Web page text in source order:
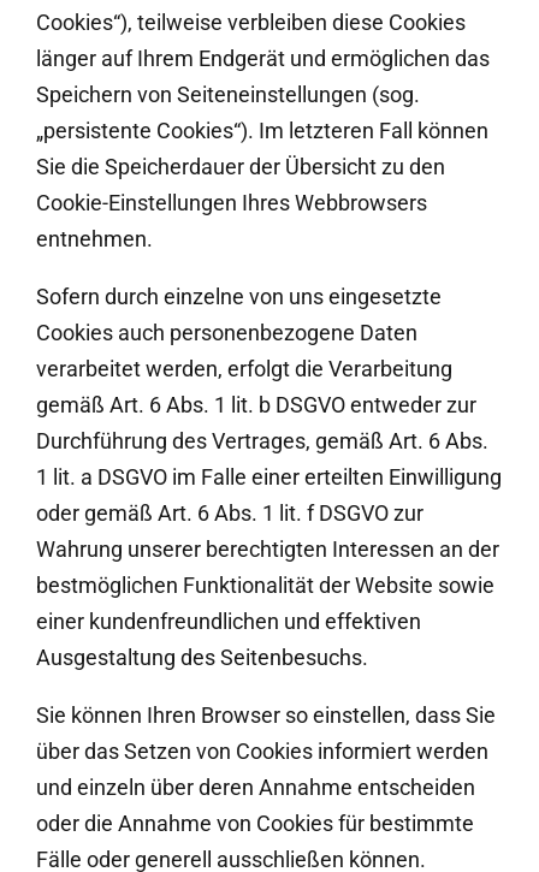
Cookies“), teilweise verbleiben diese Cookies
länger auf Ihrem Endgerät und ermöglichen das
Speichern von Seiteneinstellungen (sog.
„persistente Cookies“). Im letzteren Fall können
Sie die Speicherdauer der Übersicht zu den
Cookie-Einstellungen Ihres Webbrowsers
entnehmen.
Sofern durch einzelne von uns eingesetzte
Cookies auch personenbezogene Daten
verarbeitet werden, erfolgt die Verarbeitung
gemäß Art. 6 Abs. 1 lit. b DSGVO entweder zur
Durchführung des Vertrages, gemäß Art. 6 Abs.
1 lit. a DSGVO im Falle einer erteilten Einwilligung
oder gemäß Art. 6 Abs. 1 lit. f DSGVO zur
Wahrung unserer berechtigten Interessen an der
bestmöglichen Funktionalität der Website sowie
einer kundenfreundlichen und effektiven
Ausgestaltung des Seitenbesuchs.
Sie können Ihren Browser so einstellen, dass Sie
über das Setzen von Cookies informiert werden
und einzeln über deren Annahme entscheiden
oder die Annahme von Cookies für bestimmte
Fälle oder generell ausschließen können.